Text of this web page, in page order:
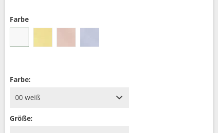
Farbe
Farbe:
Größe: